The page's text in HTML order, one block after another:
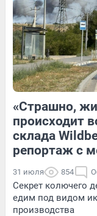
Обсудить
Обсудить
«Страшно,
происходит
склада
репортаж с
31 июля 854
Секрет колючего
едим под видом
производства